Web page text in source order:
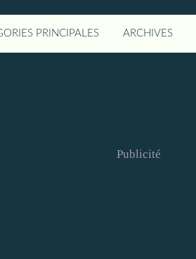
PRINCIPALES ARCHIVES
Publicité